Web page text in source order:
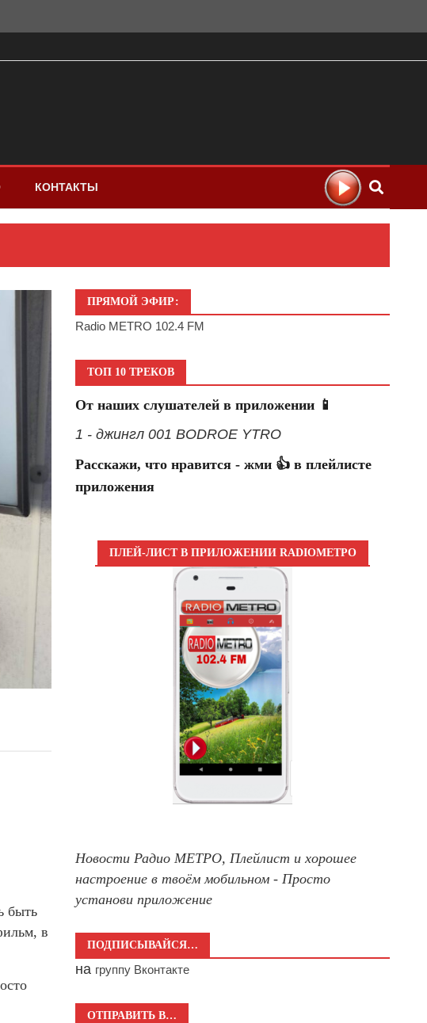
КОНТАКТЫ
быть
в
ПРЯМОЙ ЭФИР:
Radio METRO 102.4 FM
ТОП 10 ТРЕКОВ
От наших слушателей в приложении 📱
1 - джингл 001 BODROE YTRO
Расскажи, что нравится - жми 👍 в плейлисте
приложения
ПЛЕЙ-ЛИСТ В ПРИЛОЖЕНИИ RADIOМЕТРО
Новости Радио МЕТРО, Плейлист и хорошее
настроение в твоём мобильном - Просто
установи приложение
ПОДПИСЫВАЙСЯ…
на группу Вконтакте
ОТПРАВИТЬ В…